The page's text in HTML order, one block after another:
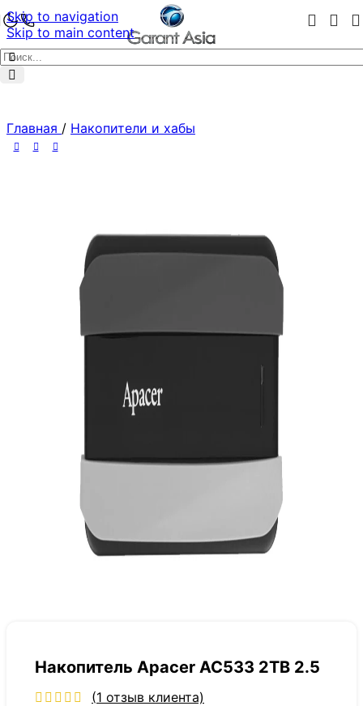
Skip to navigation
Skip to main content
Главная / Накопители и хабы
Накопитель Apacer AC533 2TB 2.5
(1 отзыв клиента)